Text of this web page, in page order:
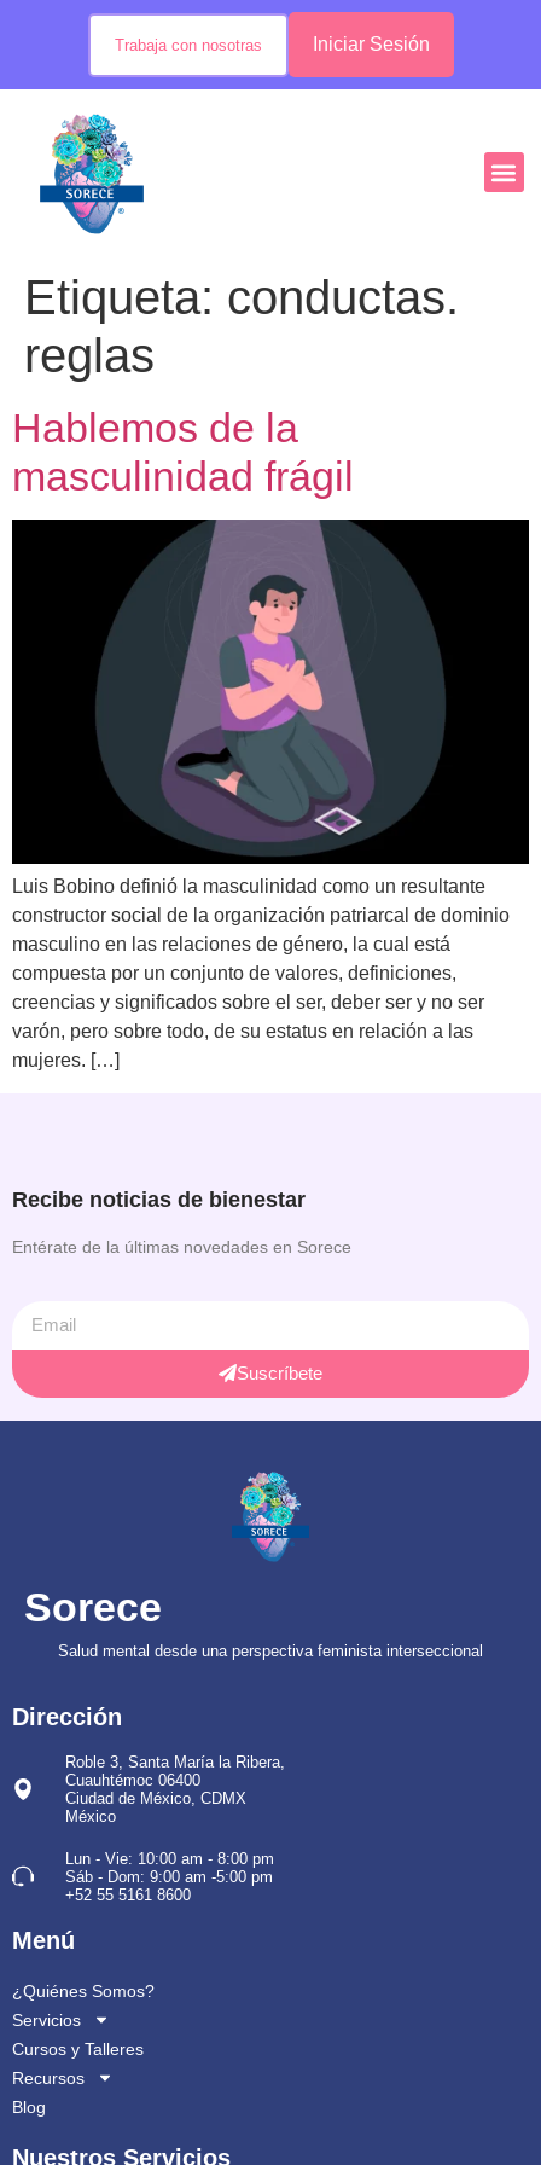
Trabaja con nosotras Iniciar Sesión
Etiqueta: conductas.
reglas
Hablemos de la
masculinidad frágil
Luis Bobino definió la masculinidad como un resultante
constructor social de la organización patriarcal de dominio
masculino en las relaciones de género, la cual está
compuesta por un conjunto de valores, definiciones,
creencias y significados sobre el ser, deber ser y no ser
varón, pero sobre todo, de su estatus en relación a las
mujeres. […]
Recibe noticias de bienestar
Entérate de la últimas novedades en Sorece
Suscríbete
Sorece
Salud mental desde una perspectiva feminista interseccional
Dirección
Roble 3, Santa María la Ribera,
Cuauhtémoc 06400
Ciudad de México, CDMX
México
Lun - Vie: 10:00 am - 8:00 pm
Sáb - Dom: 9:00 am -5:00 pm
+52 55 5161 8600
Menú
¿Quiénes Somos?
Servicios
Cursos y Talleres
Recursos
Blog
Nuestros Servicios